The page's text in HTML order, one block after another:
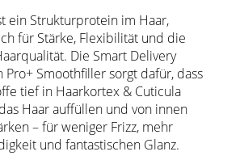
ein Strukturprotein im Haar,
für Stärke, Flexibilität und die
Die Smart Delivery
Pro+ Smoothfiller sorgt dafür, dass
tief in Haarkortex & Cuticula
Haar auffüllen und von innen
– für weniger Frizz, mehr
und fantastischen Glanz.